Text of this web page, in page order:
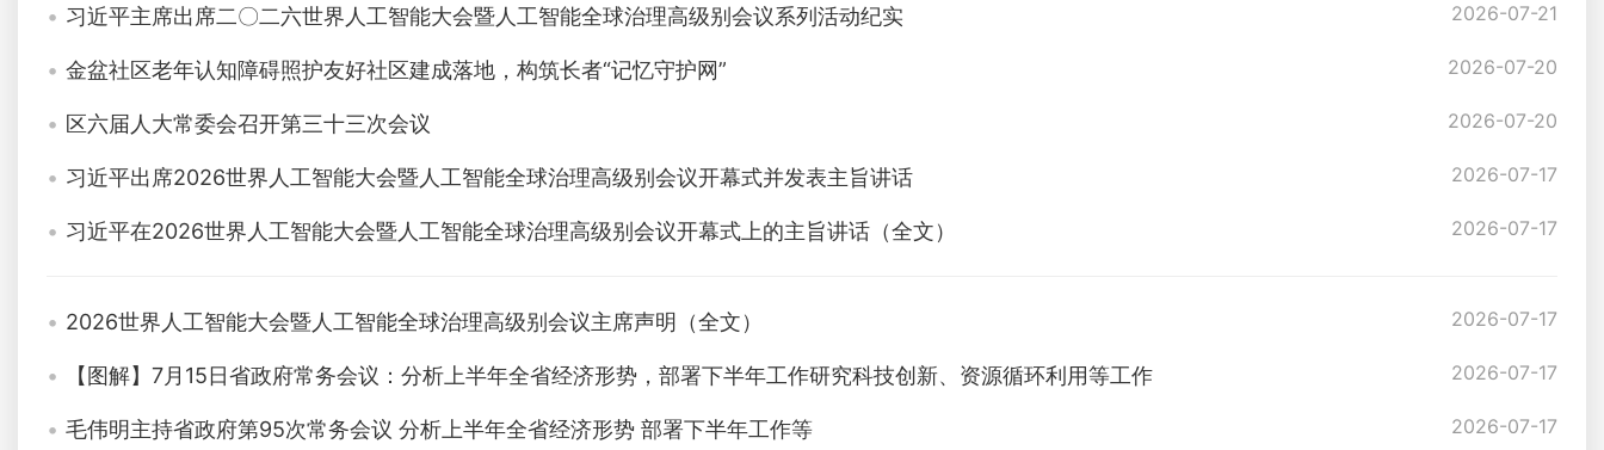
习近平主席出席二〇二六世界人工智能大会暨人工智能全球治理高级别会议系列活动纪实 2026-07-21
金盆社区老年认知障碍照护友好社区建成落地，构筑长者“记忆守护网” 2026-07-20
区六届人大常委会召开第三十三次会议 2026-07-20
习近平出席2026世界人工智能大会暨人工智能全球治理高级别会议开幕式并发表主旨讲话 2026-07-17
习近平在2026世界人工智能大会暨人工智能全球治理高级别会议开幕式上的主旨讲话（全文） 2026-07-17
2026世界人工智能大会暨人工智能全球治理高级别会议主席声明（全文） 2026-07-17
【图解】7月15日省政府常务会议：分析上半年全省经济形势，部署下半年工作研究科技创新、资源循环利用等工作 2026-07-17
毛伟明主持省政府第95次常务会议 分析上半年全省经济形势 部署下半年工作等 2026-07-17